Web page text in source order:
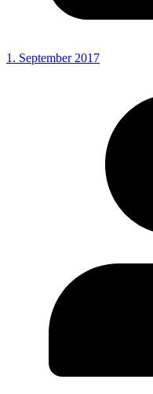
1. September 2017